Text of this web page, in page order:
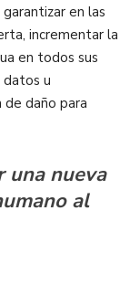
en las
incrementar la
en todos sus
datos u
de daño para
una nueva
al